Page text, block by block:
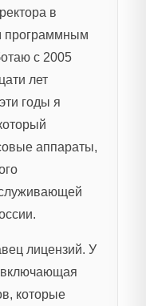
в
программным
с 2005
лет
годы я
аппараты,
лицензий. У
включающая
которые